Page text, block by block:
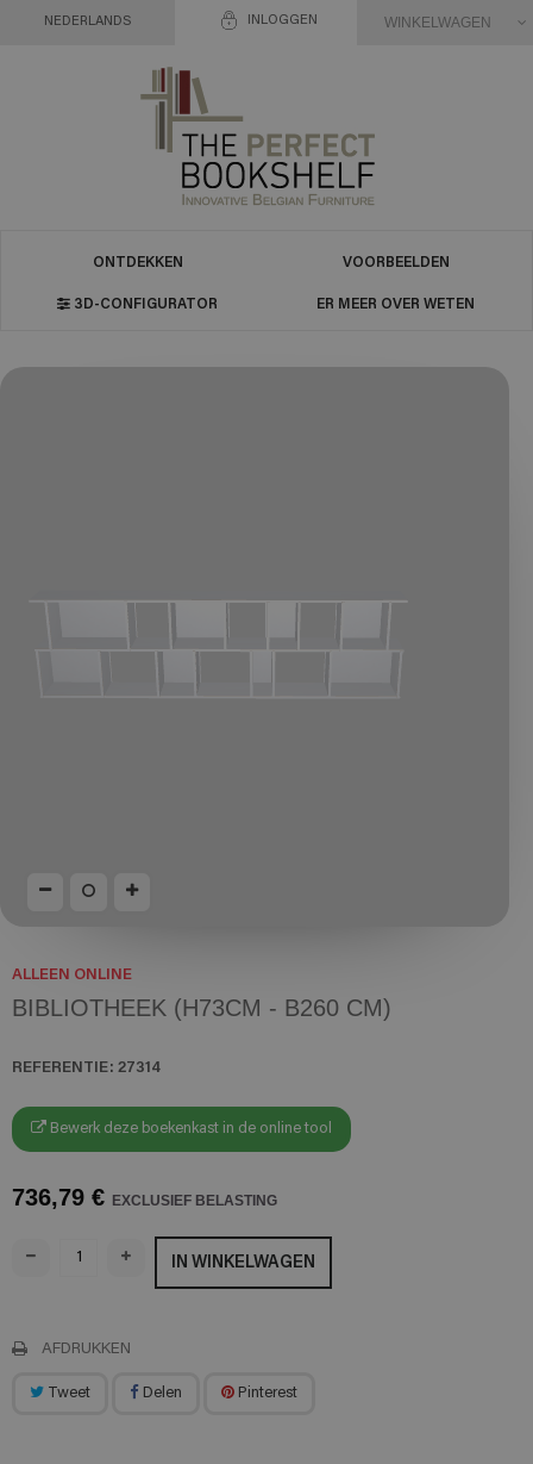
INLOGGEN
NEDERLANDS WINKELWAGEN
ONTDEKKEN VOORBEELDEN
3D-CONFIGURATOR ER MEER OVER WETEN
ALLEEN ONLINE
BIBLIOTHEEK (H73CM - B260 CM)
REFERENTIE: 27314
Bewerk deze boekenkast in de online tool
736,79 € EXCLUSIEF BELASTING
IN WINKELWAGEN
AFDRUKKEN
Tweet Delen Pinterest